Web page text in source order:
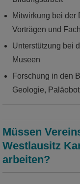
Vorträge - bei
mehr
Mitwirkung bei der
Vorträgen und
Unterstützung bei
Museen
Forschung in den
Geologie,
Müssen
Westlausitz
arbeiten?